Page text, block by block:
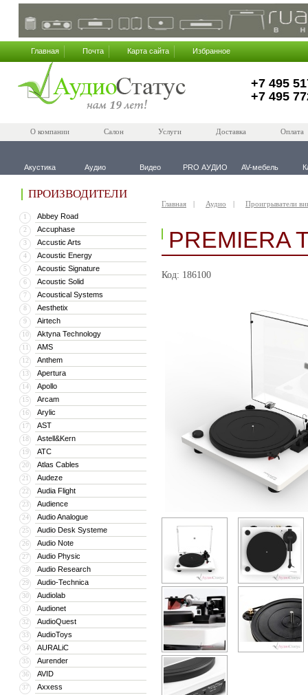
Главная Почта Карта сайта Избранное
+7 495
+7 495
О компании Салон Услуги Доставка Оплата
Акустика Аудио Видео PRO АУДИО AV-мебель
ПРОИЗВОДИТЕЛИ
1 Abbey Road
2 Accuphase
3 Accustic Arts
4 Acoustic Energy
5 Acoustic Signature
6 Acoustic Solid
7 Acoustical Systems
8 Aesthetix
9 Airtech
10 Aktyna Technology
11 AMS
12 Anthem
13 Apertura
14 Apollo
15 Arcam
16 Arylic
17 AST
18 Astell&Kern
19 ATC
20 Atlas Cables
21 Audeze
22 Audia Flight
23 Audience
24 Audio Analogue
25 Audio Desk Systeme
26 Audio Note
27 Audio Physic
28 Audio Research
29 Audio-Technica
30 Audiolab
31 Audionet
32 AudioQuest
33 AudioToys
34 AURALiC
35 Aurender
36 AVID
37 Axxess
Главная Аудио Проигрыватели
PREMIERA
Код: 186100